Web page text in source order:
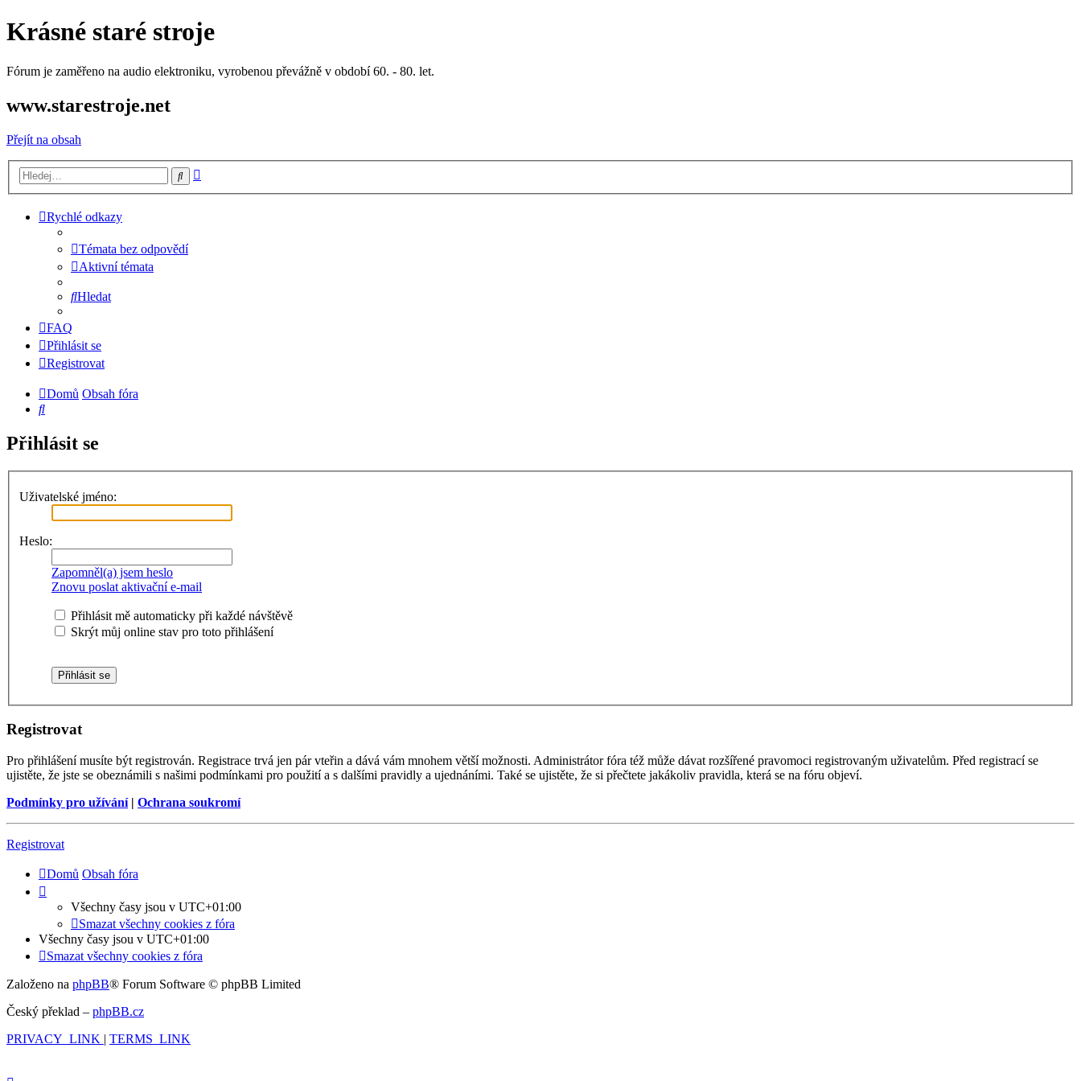
Krásné staré stroje
Fórum je zaměřeno na audio elektroniku, vyrobenou převážně v období 60. - 80. let.
www.starestroje.net
Přejít na obsah
Hledat
Rychlé odkazy
Témata bez odpovědí
Aktivní témata
Hledat
FAQ
Přihlásit se
Registrovat
Domů Obsah fóra
Hledat
Přihlásit se
Uživatelské jméno:
Heslo:
Zapomněl(a) jsem heslo
Znovu poslat aktivační e-mail
Přihlásit mě automaticky při každé návštěvě
Skrýt můj online stav pro toto přihlášení
Registrovat
Pro přihlášení musíte být registrován. Registrace trvá jen pár vteřin a dává vám mnohem větší možnosti. Administrátor fóra též může dávat rozšířené pravomoci registrovaným uživatelům. Před registrací se
ujistěte, že jste se obeznámili s našimi podmínkami pro použití a s dalšími pravidly a ujednáními. Také se ujistěte, že si přečtete jakákoliv pravidla, která se na fóru objeví.
Podmínky pro užívání| Ochrana soukromí
Registrovat
Domů Obsah fóra
Všechny časy jsou v UTC+01:00
Smazat všechny cookies z fóra
Všechny časy jsou v UTC+01:00
Smazat všechny cookies z fóra
Založeno na phpBB® Forum Software © phpBB Limited
Český překlad – phpBB.cz
PRIVACY_LINK | TERMS_LINK